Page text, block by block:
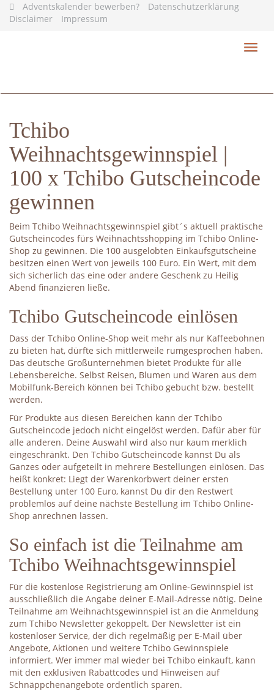
Skip
Adventskalender bewerben?
Datenschutzerklärung
Disclaimer
Impressum
Tchibo
Weihnachtsgewinnspiel |
100 x Tchibo Gutscheincode
gewinnen
Beim Tchibo Weihnachtsgewinnspiel gibt´s aktuell praktische
Gutscheincodes fürs Weihnachtsshopping im Tchibo Online-
Shop zu gewinnen. Die 100 ausgelobten Einkaufsgutscheine
besitzen einen Wert von jeweils 100 Euro. Ein Wert, mit dem
sich sicherlich das eine oder andere Geschenk zu Heilig
Abend finanzieren ließe.
Tchibo Gutscheincode einlösen
Dass der Tchibo Online-Shop weit mehr als nur Kaffeebohnen
zu bieten hat, dürfte sich mittlerweile rumgesprochen haben.
Das deutsche Großunternehmen bietet Produkte für alle
Lebensbereiche. Selbst Reisen, Blumen und Waren aus dem
Mobilfunk-Bereich können bei Tchibo gebucht bzw. bestellt
werden.
Für Produkte aus diesen Bereichen kann der Tchibo
Gutscheincode jedoch nicht eingelöst werden. Dafür aber für
alle anderen. Deine Auswahl wird also nur kaum merklich
eingeschränkt. Den Tchibo Gutscheincode kannst Du als
Ganzes oder aufgeteilt in mehrere Bestellungen einlösen. Das
heißt konkret: Liegt der Warenkorbwert deiner ersten
Bestellung unter 100 Euro, kannst Du dir den Restwert
problemlos auf deine nächste Bestellung im Tchibo Online-
Shop anrechnen lassen.
So einfach ist die Teilnahme am
Tchibo Weihnachtsgewinnspiel
Für die kostenlose Registrierung am Online-Gewinnspiel ist
ausschließlich die Angabe deiner E-Mail-Adresse nötig. Deine
Teilnahme am Weihnachtsgewinnspiel ist an die Anmeldung
zum Tchibo Newsletter gekoppelt. Der Newsletter ist ein
kostenloser Service, der dich regelmäßig per E-Mail über
Angebote, Aktionen und weitere Tchibo Gewinnspiele
informiert. Wer immer mal wieder bei Tchibo einkauft, kann
mit den exklusiven Rabattcodes und Hinweisen auf
Schnäppchenangebote ordentlich sparen.